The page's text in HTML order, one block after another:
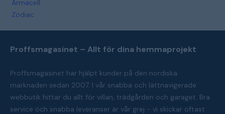
Armacell
Zodiac
Proffsmagasinet – Allt för dina hemmaprojekt
Proffsmagasinet har hjälpt kunder på den nordiska
marknaden sedan 2007. I vår snabba och lättnavigerade
webbutik hittar du allt för villan, trädgården och garaget. Bra
service och snabba leveranser är vår grej - vi skickar oftast